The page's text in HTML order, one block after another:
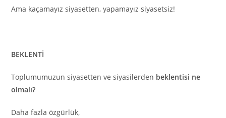
Ama kaçamayız siyasetten, yapamayız siyasetsiz!
BEKLENTİ
Toplumumuzun siyasetten ve siyasilerden beklentisi ne
olmalı?
Daha fazla özgürlük,